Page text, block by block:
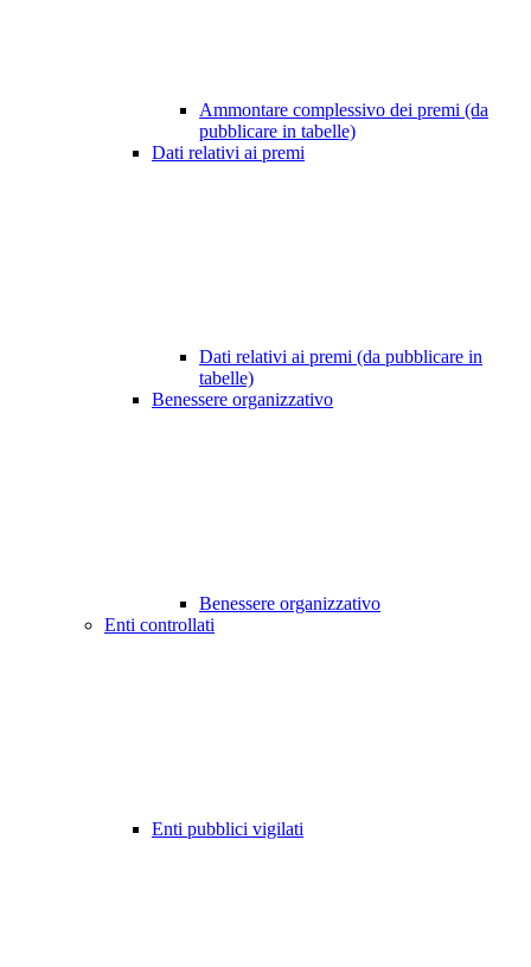
Ammontare complessivo dei premi (da
pubblicare in tabelle)
Dati relativi ai premi
Dati relativi ai premi (da pubblicare in
tabelle)
Benessere organizzativo
Benessere organizzativo
Enti controllati
Enti pubblici vigilati